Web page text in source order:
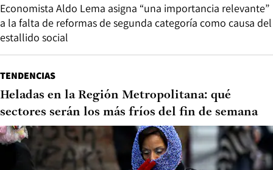
Economista Aldo Lema asigna “una importancia relevante”
a la falta de reformas de segunda categoría como causa del
estallido social
TENDENCIAS
Heladas en la Región Metropolitana: qué
sectores serán los más fríos del fin de semana